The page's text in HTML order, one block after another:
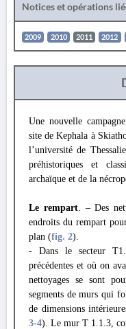
Notices et opérations
2009 2010 2011 2012
Une nouvelle
site de Kephala à
l’université de
préhistoriques et
archaïque et de la
Le rempart. – Des
endroits du rempart
plan (fig. 2).
- Dans le secteur
précédentes et où on
nettoyages se sont
segments de murs qui
de dimensions
3-4). Le mur T 1.1.3,